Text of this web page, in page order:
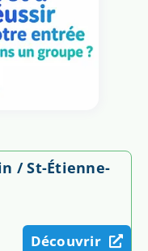
/ St-Étienne-
Découvrir